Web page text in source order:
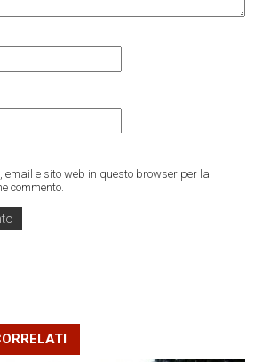
email e sito web in questo browser per la
commento.